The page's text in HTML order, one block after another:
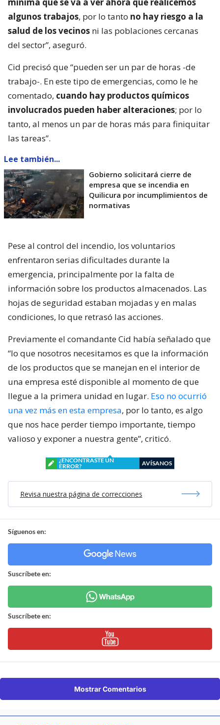
algunos trabajos, por lo tanto no hay riesgo a la
salud de los vecinos ni las poblaciones cercanas
del sector”, aseguró.
Cid precisó que “pueden ser un par de horas -de
trabajo-. En este tipo de emergencias, como le he
comentado, cuando hay productos químicos
involucrados pueden haber alteraciones; por lo
tanto, al menos un par de horas más para finiquitar
las tareas”.
Lee también...
Gobierno solicitará cierre de
empresa que se incendia en
Quilicura por incumplimientos de
normativas
Pese al control del incendio, los voluntarios
enfrentaron serias dificultades durante la
emergencia, principalmente por la falta de
información sobre los productos almacenados. Las
hojas de seguridad estaban mojadas y en malas
condiciones, lo que retrasó las acciones.
Previamente el comandante Cid había señalado que
“lo que nosotros necesitamos es que la información
de los productos que se manejan en el interior de
una empresa esté disponible al momento de que
llegue a la primera unidad en lugar. Eso no ocurrió
una vez más en esta empresa, por lo tanto, es algo
que nos hace perder tiempo importante, tiempo
valioso y exponer a nuestra gente”, criticó.
¿ENCONTRASTE UN
ERROR?
AVÍSANOS
Revisa nuestra página de correcciones
Síguenos en:
Suscríbete en:
Suscríbete en:
Mostrar Comentarios